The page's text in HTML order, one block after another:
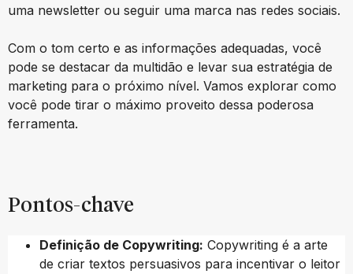
uma newsletter ou seguir uma marca nas redes sociais.
Com o tom certo e as informações adequadas, você
pode se destacar da multidão e levar sua estratégia de
marketing para o próximo nível. Vamos explorar como
você pode tirar o máximo proveito dessa poderosa
ferramenta.
Pontos-chave
Definição de Copywriting: Copywriting é a arte
de criar textos persuasivos para incentivar o leitor